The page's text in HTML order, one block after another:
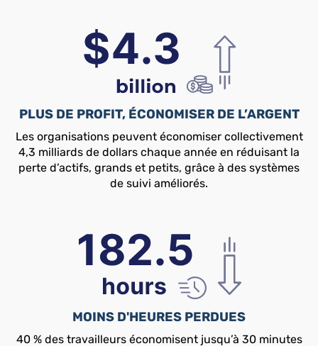
PLUS DE PROFIT, ÉCONOMISER DE L’ARGENT
Les organisations peuvent économiser collectivement
4,3 milliards de dollars chaque année en réduisant la
perte d’actifs, grands et petits, grâce à des systèmes
de suivi améliorés.
MOINS D'HEURES PERDUES
40 % des travailleurs économisent jusqu’à 30 minutes